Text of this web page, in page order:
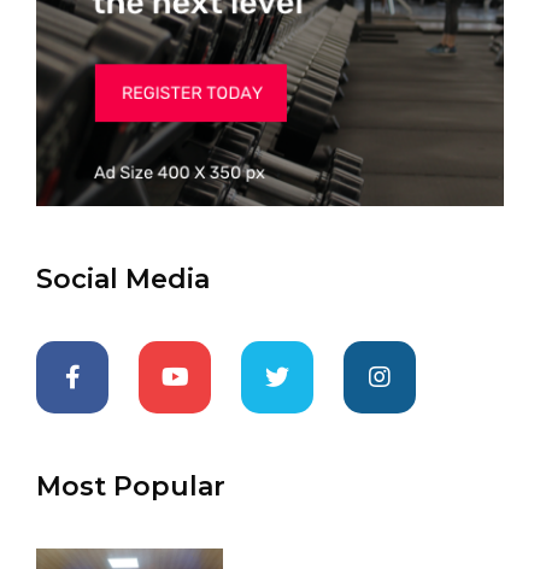
Social Media
Most Popular